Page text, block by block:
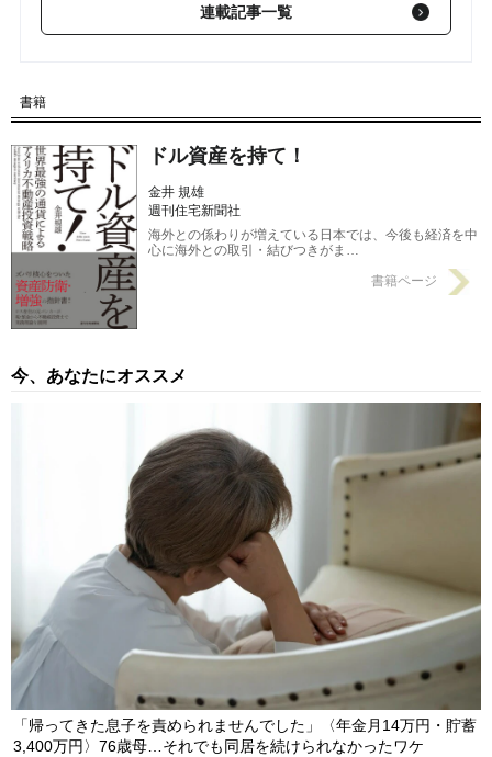
【第10回】 なぜ今、日本人が「ドルの現物資産」を持つ必要が
【第9回】 ドルはなぜ「天動説」とも言うべき中心的な動きをす
るのか？2016/04/13
連載記事一覧
書籍
ドル資産を持て！
金井 規雄
週刊住宅新聞社
海外との係わりが増えている日本では、今後も経済を中
心に海外との取引・結びつきがま…
書籍ページ
今、あなたにオススメ
「帰ってきた息子を責められませんでした」〈年金月14万円・貯蓄
3,400万円〉76歳母…それでも同居を続けられなかったワケ